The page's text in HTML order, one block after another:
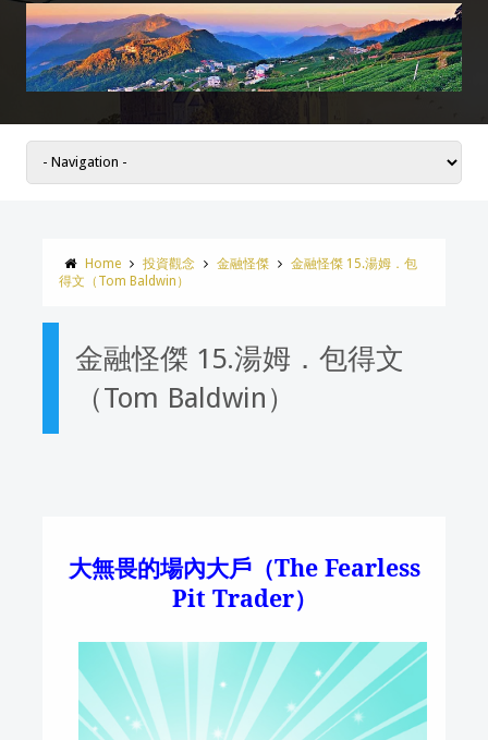
Home 投資觀念 金融怪傑
金融怪傑 15.湯姆．包
得文（Tom Baldwin）
金融怪傑 15.湯姆．包得文
（Tom Baldwin）
大無畏的場內大戶（The Fearless
Pit Trader）